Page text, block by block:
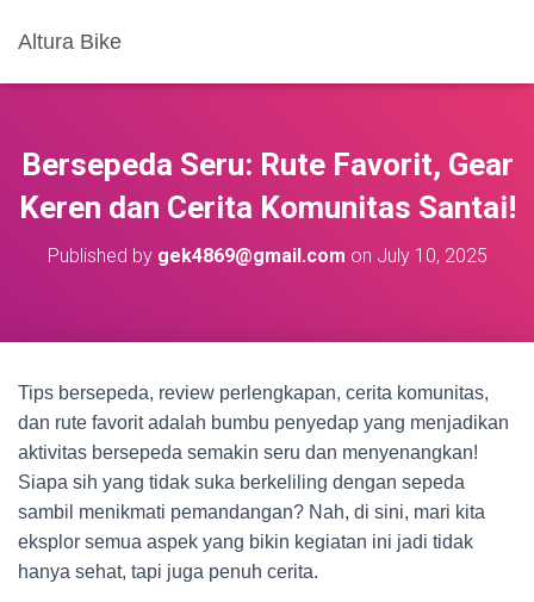
Altura Bike
Bersepeda Seru: Rute Favorit, Gear
Keren dan Cerita Komunitas Santai!
Published by gek4869@gmail.com on July 10, 2025
Tips bersepeda, review perlengkapan, cerita komunitas,
dan rute favorit adalah bumbu penyedap yang menjadikan
aktivitas bersepeda semakin seru dan menyenangkan!
Siapa sih yang tidak suka berkeliling dengan sepeda
sambil menikmati pemandangan? Nah, di sini, mari kita
eksplor semua aspek yang bikin kegiatan ini jadi tidak
hanya sehat, tapi juga penuh cerita.